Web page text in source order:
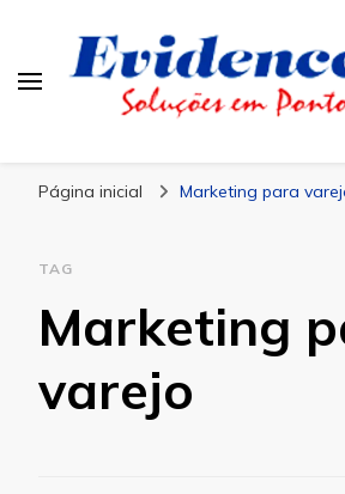
Página inicial Marketing para
TAG
Marketing
varejo